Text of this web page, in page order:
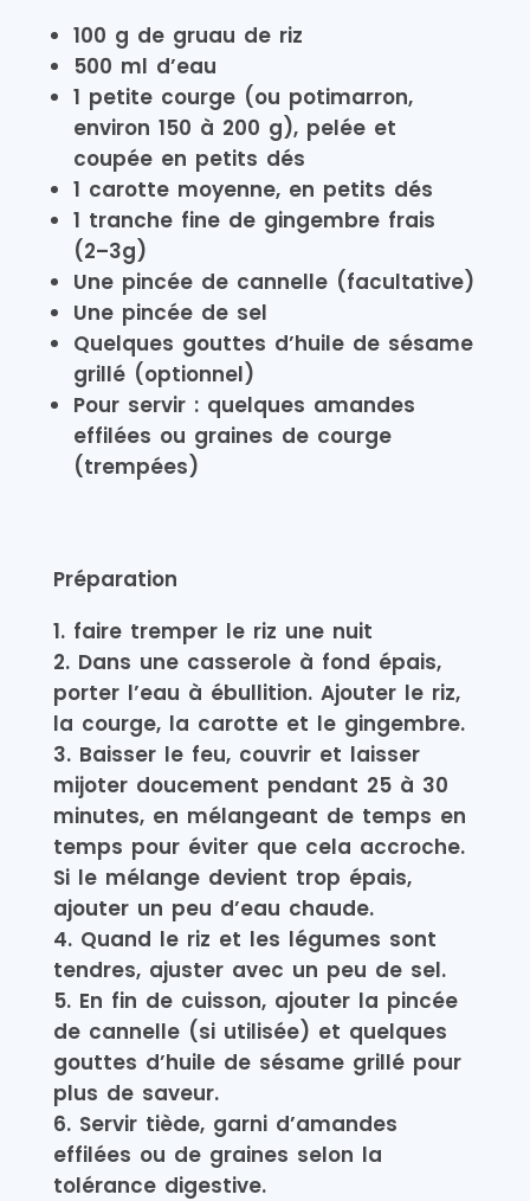
100 g de gruau de riz
500 ml d’eau
1 petite courge (ou potimarron,
environ 150 à 200 g), pelée et
coupée en petits dés
1 carotte moyenne, en petits dés
1 tranche fine de gingembre frais
(2–3g)
Une pincée de cannelle (facultative)
Une pincée de sel
Quelques gouttes d’huile de sésame
grillé (optionnel)
Pour servir : quelques amandes
effilées ou graines de courge
(trempées)
Préparation
faire tremper le riz une nuit
Dans une casserole à fond épais,
porter l’eau à ébullition. Ajouter le riz,
la courge, la carotte et le gingembre.
Baisser le feu, couvrir et laisser
mijoter doucement pendant 25 à 30
minutes, en mélangeant de temps en
temps pour éviter que cela accroche.
Si le mélange devient trop épais,
ajouter un peu d’eau chaude.
Quand le riz et les légumes sont
tendres, ajuster avec un peu de sel.
En fin de cuisson, ajouter la pincée
de cannelle (si utilisée) et quelques
gouttes d’huile de sésame grillé pour
plus de saveur.
Servir tiède, garni d’amandes
effilées ou de graines selon la
tolérance digestive.